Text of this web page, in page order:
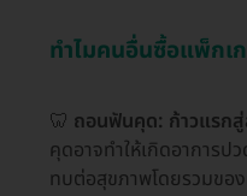
ทำไมคนอื่นซื้อแพ็กเ
🦷 ถอนฟันคุด: ก้าวแรก
คุดอาจทำให้เกิดอาการ
ทบต่อสุขภาพโดยรวมขอ